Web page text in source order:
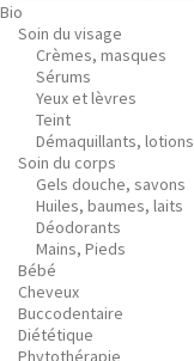
Bio
Soin du visage
Crèmes, masques
Sérums
Yeux et lèvres
Teint
Démaquillants, lotions
Soin du corps
Gels douche, savons
Huiles, baumes, laits
Déodorants
Mains, Pieds
Bébé
Cheveux
Buccodentaire
Diététique
Phytothérapie